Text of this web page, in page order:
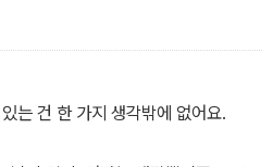
군요.”
는 건 한 가지 생각밖에 없어요.